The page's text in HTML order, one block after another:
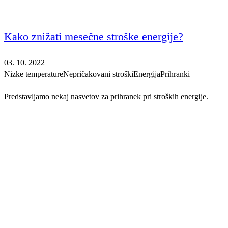
Kako znižati mesečne stroške energije?
03. 10. 2022
Nizke temperatureNepričakovani stroškiEnergijaPrihranki
Predstavljamo nekaj nasvetov za prihranek pri stroških energije.